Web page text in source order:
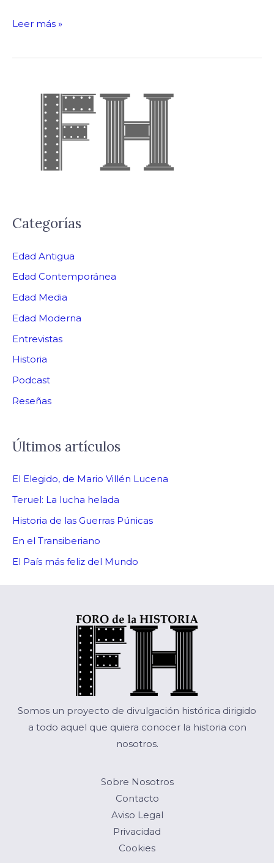
Leer más »
Categorías
Edad Antigua
Edad Contemporánea
Edad Media
Edad Moderna
Entrevistas
Historia
Podcast
Reseñas
Últimos artículos
El Elegido, de Mario Villén Lucena
Teruel: La lucha helada
Historia de las Guerras Púnicas
En el Transiberiano
El País más feliz del Mundo
Somos un proyecto de divulgación histórica dirigido
a todo aquel que quiera conocer la historia con
nosotros.
Sobre Nosotros
Contacto
Aviso Legal
Privacidad
Cookies